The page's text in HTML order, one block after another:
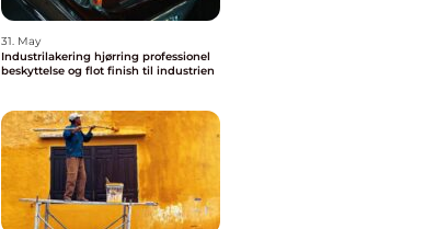
31. May
Industrilakering hjørring professionel
beskyttelse og flot finish til industrien